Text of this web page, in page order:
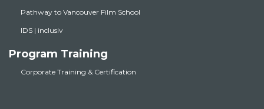
Pathway to Vancouver Film School
IDS | inclusiv
Program Training
Corporate Training & Certification